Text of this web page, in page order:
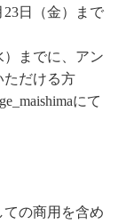
23日（金）まで
）までに、アン
ただける方
にて
の商用を含め